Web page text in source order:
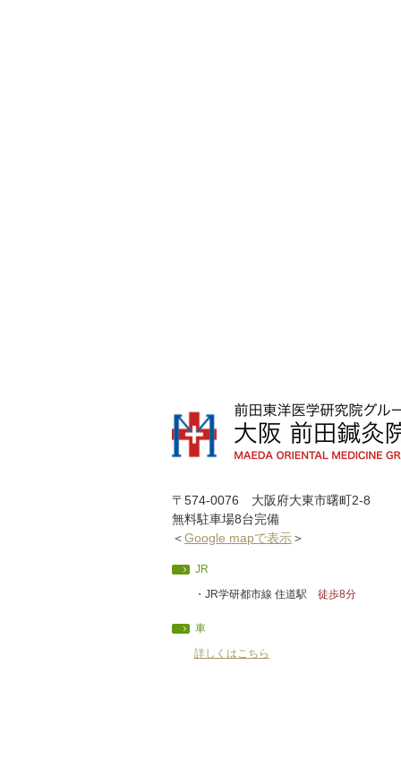
〒574-0076 大阪府大東市曙町2-8
無料駐車場8台完備
＜Google mapで表示＞
JR
・JR学研都市線 住道駅 徒歩8分
車
詳しくはこちら